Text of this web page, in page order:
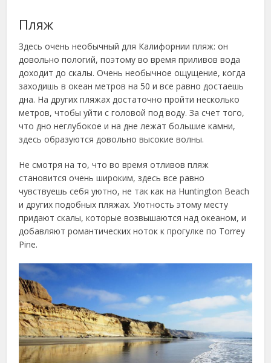
Пляж
Здесь очень необычный для Калифорнии пляж: он
довольно пологий, поэтому во время приливов вода
доходит до скалы. Очень необычное ощущение, когда
заходишь в океан метров на 50 и все равно достаешь
дна. На других пляжах достаточно пройти несколько
метров, чтобы уйти с головой под воду. За счет того,
что дно неглубокое и на дне лежат большие камни,
здесь образуются довольно высокие волны.
Не смотря на то, что во время отливов пляж
становится очень широким, здесь все равно
чувствуешь себя уютно, не так как на Huntington Beach
и других подобных пляжах. Уютность этому месту
придают скалы, которые возвышаются над океаном, и
добавляют романтических ноток к прогулке по Torrey
Pine.